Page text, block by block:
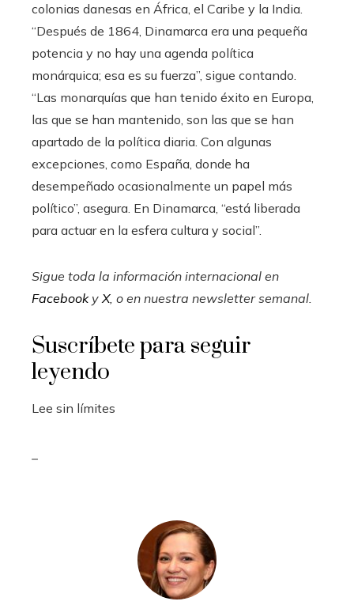
colonias danesas en África, el Caribe y la India.
“Después de 1864, Dinamarca era una pequeña
potencia y no hay una agenda política
monárquica; esa es su fuerza”, sigue contando.
“Las monarquías que han tenido éxito en Europa,
las que se han mantenido, son las que se han
apartado de la política diaria. Con algunas
excepciones, como España, donde ha
desempeñado ocasionalmente un papel más
político”, asegura. En Dinamarca, “está liberada
para actuar en la esfera cultura y social”.
Sigue toda la información internacional en
FacebookyX, o en nuestra newsletter semanal.
Suscríbete para seguir
leyendo
Lee sin límites